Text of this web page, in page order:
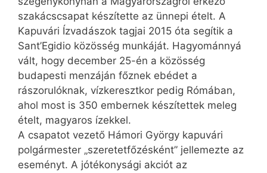
szakácscsapat készítette az ünnepi ételt. A
Kapuvári Ízvadászok tagjai 2015 óta segítik a
Sant’Egidio közösség munkáját. Hagyománnyá
vált, hogy december 25-én a közösség
budapesti menzáján főznek ebédet a
rászorulóknak, vízkeresztkor pedig Rómában,
ahol most is 350 embernek készítettek meleg
ételt, magyaros ízekkel.
A csapatot vezető Hámori György kapuvári
polgármester „szeretetfőzésként” jellemezte az
eseményt. A jótékonysági akciót az